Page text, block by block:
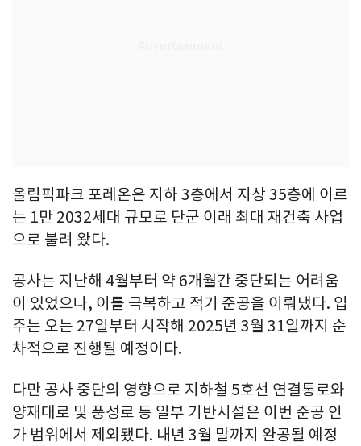
올림픽파크 포레온은 지하 3층에서 지상 35층에 이르
는 1만 2032세대 규모로 단군 이래 최대 재건축 사업
으로 불려 왔다.
공사는 지난해 4월부터 약 6개월간 중단되는 어려움
이 있었으나, 이를 극복하고 적기 준공을 이뤄냈다. 입
주는 오는 27일부터 시작해 2025년 3월 31일까지 순
차적으로 진행될 예정이다.
다만 공사 중단의 영향으로 지하철 5호선 연결통로와
양재대로 및 풍성로 등 일부 기반시설은 이번 준공 인
가 범위에서 제외됐다. 내년 3월 말까지 완공될 예정